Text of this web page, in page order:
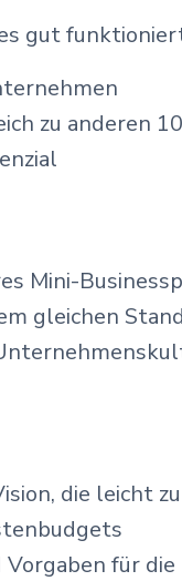
gut
zu anderen
Mini-
gleichen
die leicht
für